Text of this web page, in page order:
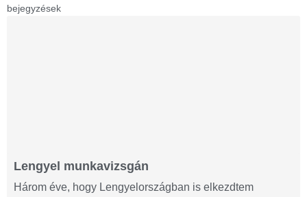
bejegyzések
Lengyel munkavizsgán
Három éve, hogy Lengyelországban is elkezdtem